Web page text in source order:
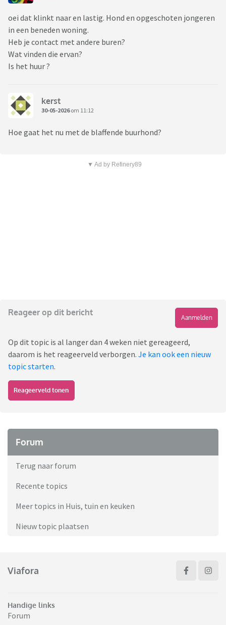
oei dat klinkt naar en lastig. Hond en opgeschoten jongeren
in een beneden woning.
Heb je contact met andere buren?
Wat vinden die ervan?
Is het huur ?
kerst
30-05-2026om 11:12
Hoe gaat het nu met de blaffende buurhond?
▼ Ad by Refinery89
Reageer op dit bericht
Aanmelden
Op dit topic is al langer dan 4 weken niet gereageerd,
daarom is het reageerveld verborgen. Je kan ook een nieuw
topic starten.
Reageerveld tonen
Forum
Terug naar forum
Recente topics
Meer topics in Huis, tuin en keuken
Nieuw topic plaatsen
Viafora
Handige links
Forum